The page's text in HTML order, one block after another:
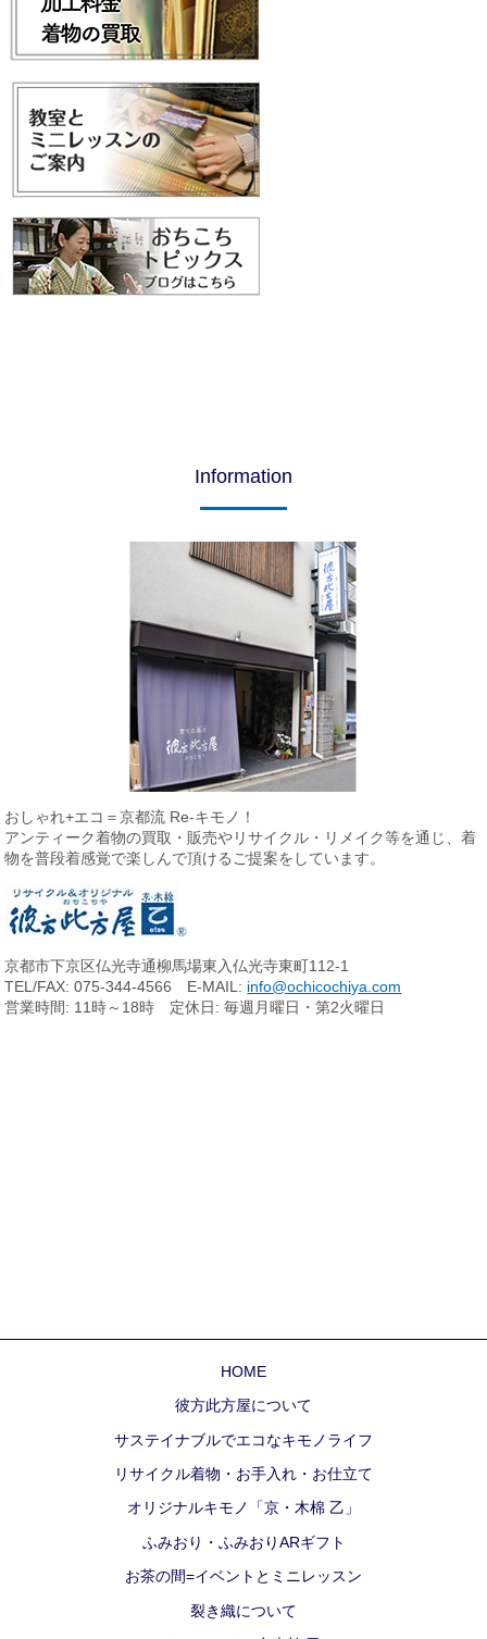
Information
おしゃれ+エコ＝京都流 Re-キモノ！
アンティーク着物の買取・販売やリサイクル・リメイク等を通じ、着
物を普段着感覚で楽しんで頂けるご提案をしています。
京都市下京区仏光寺通柳馬場東入仏光寺東町112-1
TEL/FAX: 075-344-4566 E-MAIL: info@ochicochiya.com
営業時間: 11時～18時 定休日: 毎週月曜日・第2火曜日
HOME
彼方此方屋について
サステイナブルでエコなキモノライフ
リサイクル着物・お手入れ・お仕立て
オリジナルキモノ「京・木棉 乙」
ふみおり・ふみおりARギフト
お茶の間=イベントとミニレッスン
裂き織について